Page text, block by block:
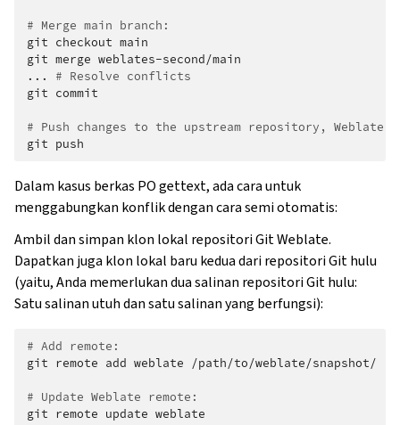
# Merge main branch:
git checkout main
git merge weblates-second/main
...
# Resolve conflicts
git commit
# Push changes to the upstream repository,
git
Dalam kasus berkas PO gettext, ada cara untuk
menggabungkan konflik dengan cara semi otomatis:
Ambil dan simpan klon lokal repositori Git Weblate.
Dapatkan juga klon lokal baru kedua dari repositori Git hulu
(yaitu, Anda memerlukan dua salinan repositori Git hulu:
Satu salinan utuh dan satu salinan yang berfungsi):
# Add remote:
git remote add weblate /path/to/weblate/snapshot/
# Update Weblate remote:
git remote update weblate